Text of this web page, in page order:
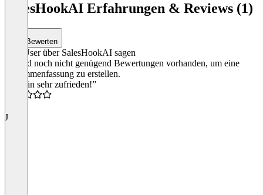
SalesHookAI Erfahrungen & Reviews (1)
Bewerten
Was User über SalesHookAI sagen
Es sind noch nicht genügend Bewertungen vorhanden, um eine
Zusammenfassung zu erstellen.
“Ich bin sehr zufrieden!”
J